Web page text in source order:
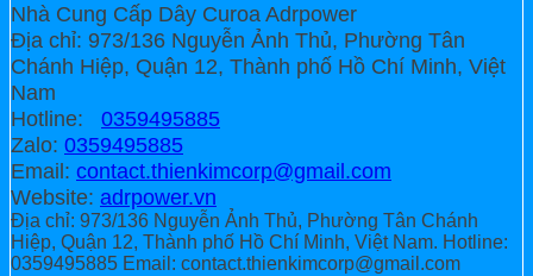
Nhà Cung Cấp Dây Curoa Adrpower
Địa chỉ: 973/136 Nguyễn Ảnh Thủ, Phường Tân
Chánh Hiệp, Quận 12, Thành phố Hồ Chí Minh, Việt
Nam
Hotline: 0359495885
Zalo: 0359495885
Email: contact.thienkimcorp@gmail.com
Website: adrpower.vn
Địa chỉ: 973/136 Nguyễn Ảnh Thủ, Phường Tân Chánh
Hiệp, Quận 12, Thành phố Hồ Chí Minh, Việt Nam. Hotline:
0359495885 Email: contact.thienkimcorp@gmail.com